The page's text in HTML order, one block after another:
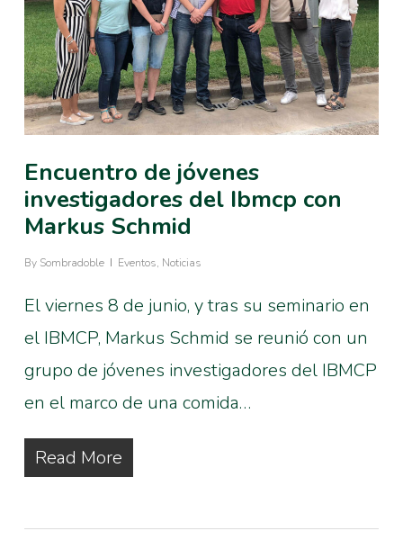
Encuentro de jóvenes
investigadores del Ibmcp con
Markus Schmid
By Sombradoble Eventos, Noticias
El viernes 8 de junio, y tras su seminario en
el IBMCP, Markus Schmid se reunió con un
grupo de jóvenes investigadores del IBMCP
en el marco de una comida…
Read More